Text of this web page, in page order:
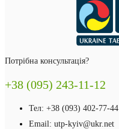
Потрібна консультація?
+38 (095) 243-11-12
Тел: +38 (093) 402-77-44
Email: utp-kyiv@ukr.net